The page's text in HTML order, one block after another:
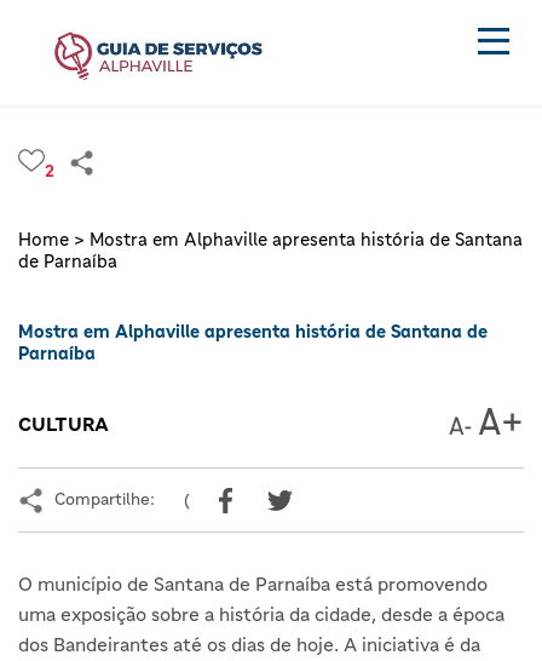
2
Home > Mostra em Alphaville apresenta história de Santana
de Parnaíba
Mostra em Alphaville apresenta história de Santana de
Parnaíba
CULTURA
Compartilhe: (
O município de Santana de Parnaíba está promovendo
uma exposição sobre a história da cidade, desde a época
dos Bandeirantes até os dias de hoje. A iniciativa é da